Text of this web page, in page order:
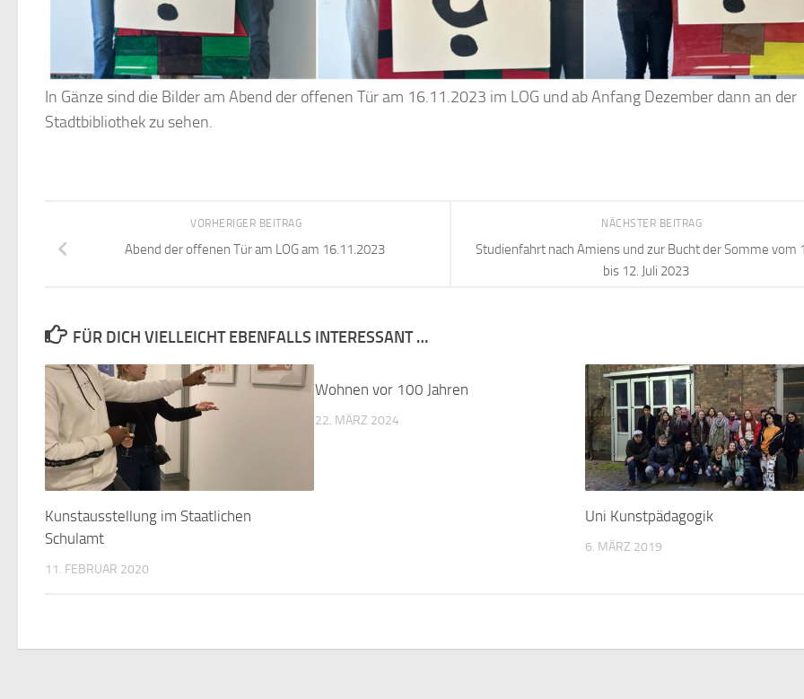
In Gänze sind die Bilder am Abend der offenen Tür am 16.11.2023 im LOG und ab Anfang Dezember dann an der
Stadtbibliothek zu sehen.
NÄCHSTER BEITRAG
Studienfahrt nach Amiens und zur Bucht der Somme vom
bis 12. Juli 2023
VORHERIGER BEITRAG
Abend der offenen Tür am LOG am 16.11.2023
FÜR DICH VIELLEICHT EBENFALLS INTERESSANT …
Kunstausstellung im Staatlichen
Schulamt
11. FEBRUAR 2020
Wohnen vor 100 Jahren
22. MÄRZ 2024
Uni Kunstpädagogik
6. MÄRZ 2019